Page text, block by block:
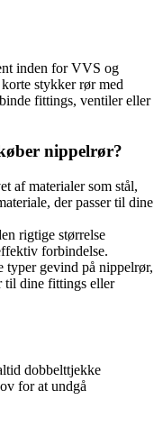
inden for VVS og
stykker rør med
fittings, ventiler eller
nippelrør?
af materialer som stål,
der passer til dine
rigtige størrelse
forbindelse.
typer gevind på nippelrør,
til dine fittings eller
dobbelttjekke
for at undgå